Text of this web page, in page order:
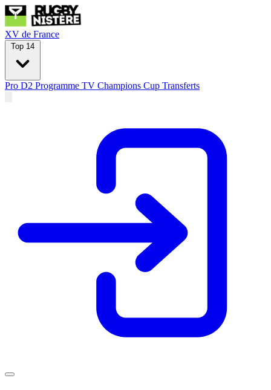
XV de France
Top 14
Pro D2 Programme TV Champions Cup Transferts